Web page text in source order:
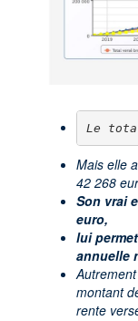
Le
Mais elle
42 268
Son vrai
euro,
lui
annuelle
montant
rente